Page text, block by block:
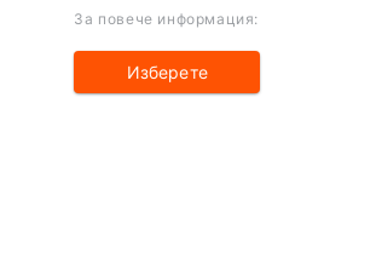
За повече информация:
Изберете